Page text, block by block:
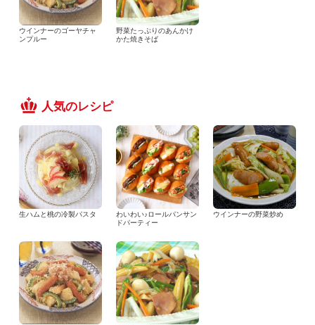
ウインナーのゴーヤチャ
ンプルー
野菜たっぷりのあんかけ
かた焼きそば
人気のレシピ
生ハムと桃の冷製パスタ
わいわい♪ロールパンサン
ドパーティー
ウインナーの野菜炒め